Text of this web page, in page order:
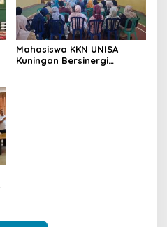
Mahasiswa KKN UNISA
Kuningan Bersinergi